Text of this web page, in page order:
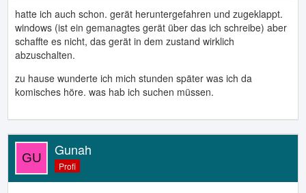
Netzteil angesteckt, läuft wieder: Akku auf ≤1%
Aber der Hammer kommt erst! Syslog um 12 Uhr: Lid
closed.LID CLOSED!!!!!111elf
Das Ding war 4h lang eingeschaltet (!) in einer Tasche
Mich wundert, dass das Ding überhaupt noch funktioniert.
hatte ich auch schon. gerät heruntergefahren und zugeklappt.
windows (ist ein gemanagtes gerät über das ich schreibe) aber
schaffte es nicht, das gerät in dem zustand wirklich
abzuschalten.
zu hause wunderte ich mich stunden später was ich da
komisches höre. was hab ich suchen müssen.
Gunah
Profi